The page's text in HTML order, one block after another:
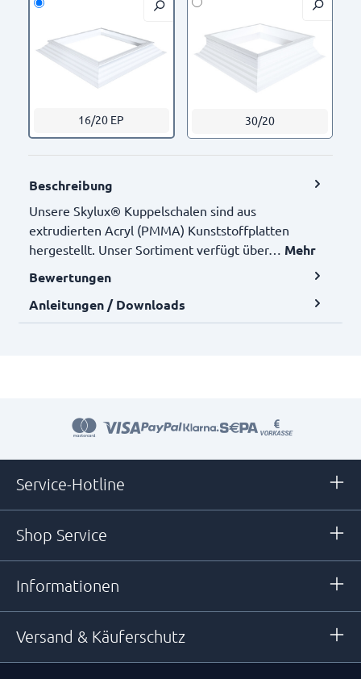
16/20 EP 30/20
Beschreibung
Unsere Skylux® Kuppelschalen sind aus
extrudierten Acryl (PMMA) Kunststoffplatten
hergestellt. Unser Sortiment verfügt über… Mehr
Bewertungen
Anleitungen / Downloads
Service-Hotline
Shop Service
Informationen
Versand & Käuferschutz